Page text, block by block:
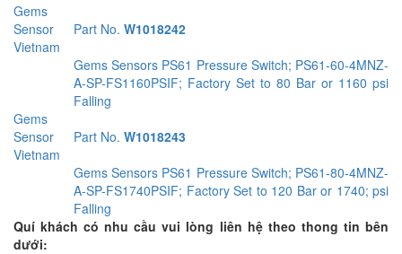
Gems
Sensor
Vietnam
Part No. W1018242
Gems Sensors PS61 Pressure Switch; PS61-60-4MNZ-
A-SP-FS1160PSIF; Factory Set to 80 Bar or 1160 psi
Falling
Gems
Sensor
Vietnam
Part No. W1018243
Gems Sensors PS61 Pressure Switch; PS61-80-4MNZ-
A-SP-FS1740PSIF; Factory Set to 120 Bar or 1740; psi
Falling
Quí khách có nhu cầu vui lòng liên hệ theo thong tin bên
dưới: